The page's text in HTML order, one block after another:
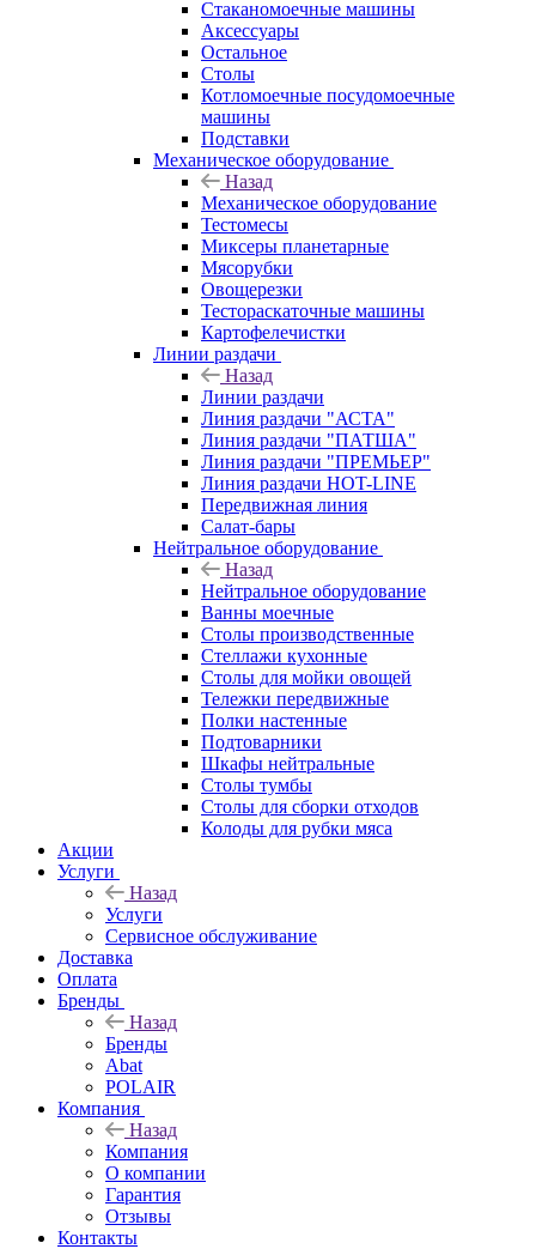
Стаканомоечные машины
Аксессуары
Остальное
Столы
Котломоечные посудомоечные
машины
Подставки
Механическое оборудование
Назад
Механическое оборудование
Тестомесы
Миксеры планетарные
Мясорубки
Овощерезки
Тестораскаточные машины
Картофелечистки
Линии раздачи
Назад
Линии раздачи
Линия раздачи "АСТА"
Линия раздачи "ПАТША"
Линия раздачи "ПРЕМЬЕР"
Линия раздачи HOT-LINE
Передвижная линия
Салат-бары
Нейтральное оборудование
Назад
Нейтральное оборудование
Ванны моечные
Столы производственные
Стеллажи кухонные
Столы для мойки овощей
Тележки передвижные
Полки настенные
Подтоварники
Шкафы нейтральные
Столы тумбы
Столы для сборки отходов
Колоды для рубки мяса
Акции
Услуги
Назад
Услуги
Сервисное обслуживание
Доставка
Оплата
Бренды
Назад
Бренды
Abat
POLAIR
Компания
Назад
Компания
О компании
Гарантия
Отзывы
Контакты